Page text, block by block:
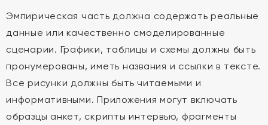
Эмпирическая часть должна содержать реальные
данные или качественно смоделированные
сценарии. Графики, таблицы и схемы должны быть
пронумерованы, иметь названия и ссылки в тексте.
Все рисунки должны быть читаемыми и
информативными. Приложения могут включать
образцы анкет, скрипты интервью, фрагменты